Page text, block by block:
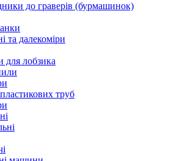
до граверів (бурмашинок)
та далекоміри
для лобзика
труб